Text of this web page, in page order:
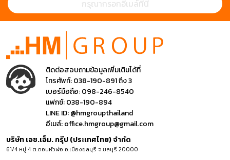
ติดต่อสอบถามข้อมูลเพิ่มเติมได้ที่
โทรศัพท์:038-190-891 ถึง 3
เบอร์มือถือ:098-246-8540
แฟกซ์:038-190-894
LINE ID:@hmgroupthailand
อีเมล์:office.hmgroup@gmail.com
บริษัท เอช.เอ็ม. กรุ๊ป (ประเทศไทย) จำกัด
61/4 หมู่ 4 ต.ดอนหัวฬ่อ อ.เมืองชลบุรี จ.ชลบุรี 20000